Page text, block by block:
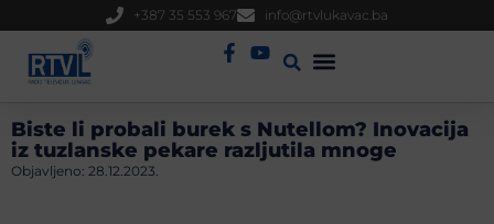
+387 35 553 967 info@rtvlukavac.ba
Biste li probali burek s Nutellom? Inovacija
iz tuzlanske pekare razljutila mnoge
Objavljeno: 28.12.2023.